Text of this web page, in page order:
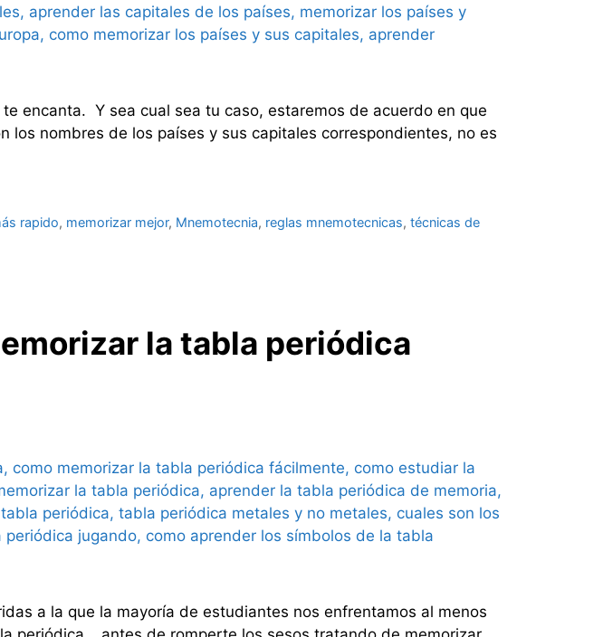
encanta. Y sea cual sea tu caso, estaremos de acuerdo en que
nombres de los países y sus capitales correspondientes, no es
rapido, memorizar mejor, Mnemotecnia, reglas mnemotecnicas,técnicas de
la tabla periódica
a la que la mayoría de estudiantes nos enfrentamos al menos